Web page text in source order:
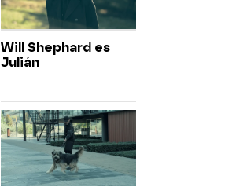
Will Shephard es
Julián